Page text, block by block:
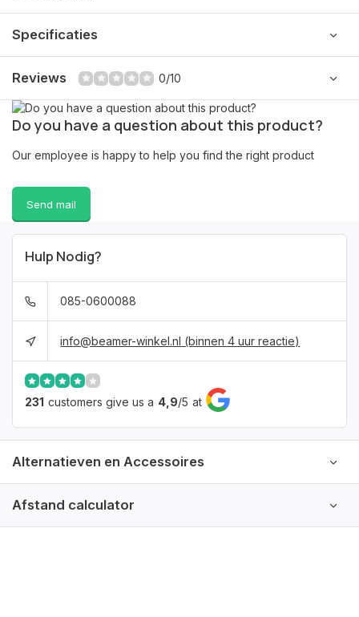
Specificaties
Reviews 0/10
Do you have a question about this product?
Our employee is happy to help you find the right product
Send mail
Hulp Nodig?
085-0600088
info@beamer-winkel.nl (binnen 4 uur reactie)
231 customers give us a 4,9/5 at
Alternatieven en Accessoires
Afstand calculator